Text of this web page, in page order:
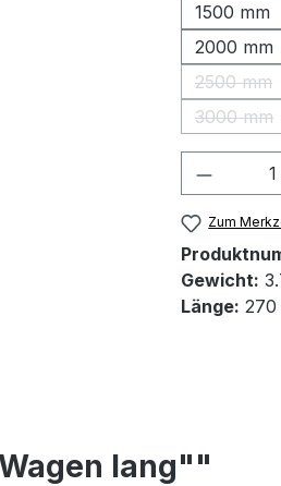
1500 mm
2000 mm
2500 mm
3000 mm
Zum
Gewicht:
Länge: 270
lang""